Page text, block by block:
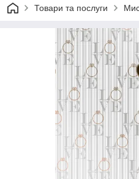
Товари та послуги